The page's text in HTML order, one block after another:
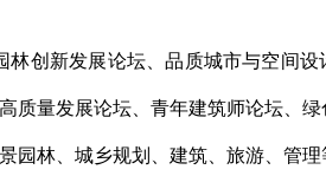
创新发展论坛、品质城市与空间设
质量发展论坛、青年建筑师论坛、
园林、城乡规划、建筑、旅游、管理